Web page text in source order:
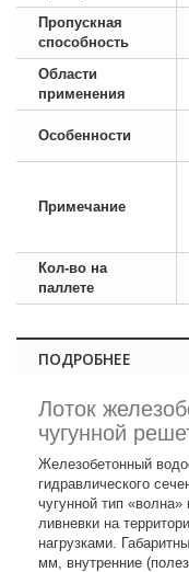
Пропускная
способность
Области
применения
Особенности
Примечание
Кол-во на
паллете
ПОДРОБНЕЕ
Лоток
чугунной
Железобетонный
гидравлического
чугунной тип
ливневки на
нагрузками.
мм, внутренние